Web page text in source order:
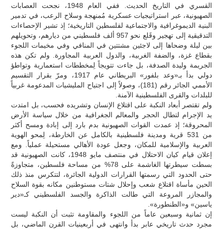
القسري في التاريخ الحديث. ففي العام 1948، نجحت العصابات
الصهيونية، عبر استراتيجيات عسكرية مُمنهجة وسلاح الرعب، في تدمير
البنية الديموغرافية والاجتماعية لفلسطين التاريخية؛ إذ تشير الإحصاءات
التدقيقية إلى تهجير وقَلع نحو 957 ألف فلسطيني من ديارهم، وتحويلهم
بين ليلة وضحاها إلى لاجئين مشتتين في المنافي وفي مخيمات اللجوء
بقطاع غزة، والضفة الغربية، والدول العربية المجاورة. ولم تكن هذه
الجريمة وليدة الصدفة، بل جاءت تتويجاً لِمخططات استعمارية وتواطؤ
دولي بدأ بـ«وعد بلفور» البريطاني عام 1917، ومرّ بقرار التقسيم
الأممي الجائر رقم (181)، وصولاً إلى اجتياح المليشيات المدعومة غربياً
للبلدات والقرى الفلسطينية الآمنة.
ولم تقتصر أبعاد النكبة على اقتلاع الإنسان وتشريده فحسب، بل امتدت
يد الإجرام لتطال الحجر والمعالم الجغرافية من خلال سياسة الأرض
المحروقة؛ إذ عمدت القوات الصهيونية بدم بارد إلى إبادة ومسح أكثر
من 531 قرية ومدينة فلسطينية بالكامل عن الخارطة، لِمحو الهوية
العربية والإسلامية للمكان، وجعل عودة الأهالي مستحيلة عملياً. ومع
إعلان قيام كيان الاحتلال في منتصف مايو 1948، كانت الصهيونية قد
بسطت سيطرتها الغاشمة على 78% من مساحة فلسطين، متجاوزةً
حتى الحدود التي رسمتها القرارات الدولية الجائرة، لتتكرس منذ ذلك
الحين مأساة اقتلاع شعب وإحلال شتات مستوطنين مكانه بقوة السلاح
والمجازر المروعة التي طالت الذاكرة والجسد الفلسطيني كـ«دير
ياسين» و«الطنطورة».
إن ثمانية وسبعين عاماً من اللجوء والمقاومة تثبت أن النكبة ليست
مجرد حدث تاريخي عابر بدأ وانتهى في أربعينيات القرن الماضي، بل